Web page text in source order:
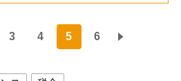
3 4 5 6